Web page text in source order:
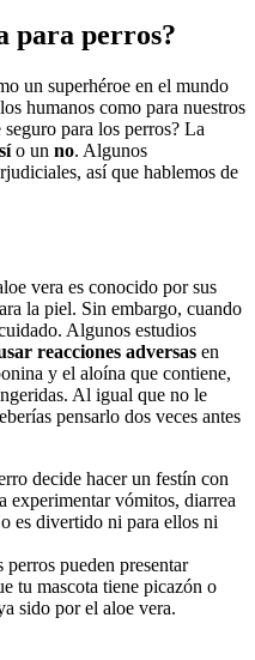
para perros?
un superhéroe en el mundo
humanos como para nuestros
para los perros? La
sío un no. Algunos
así que hablemos de
vera es conocido por sus
la piel. Sin embargo, cuando
Algunos estudios
reacciones adversas en
y el aloína que contiene,
Al igual que no le
pensarlo dos veces antes
decide hacer un festín con
experimentar vómitos, diarrea
es divertido ni para ellos ni
perros pueden presentar
tu mascota tiene picazón o
sido por el aloe vera.